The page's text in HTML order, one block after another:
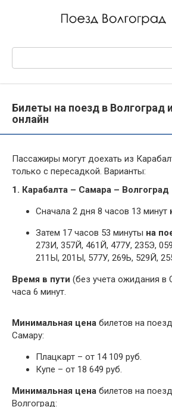
Билеты на поезд в Волгоград
онлайн
Пассажиры могут доехать из
только с пересадкой. Варианты:
1. Карабалта – Самара – Волгоград
Сначала 2 дня 8 часов 13 минут
Затем 17 часов 53 минуты на
273И, 357Й, 461Й, 477У, 235Э,
211Ы, 201Ы, 577У, 269Ь, 529Й,
Время в пути (без учета ожидания в
часа 6 минут.
Минимальная цена билетов на
Самару:
Плацкарт – от 14 109 руб.
Купе – от 18 649 руб.
Минимальная цена билетов на
Волгоград: